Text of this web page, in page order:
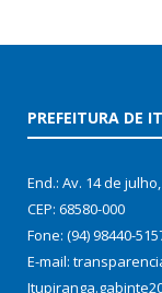
PREFEITURA DE
End.: Av. 14 de
CEP: 68580-000
Fone: (94) 98440-
E-mail: